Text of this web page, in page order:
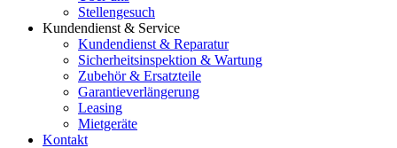
Stellengesuch
Kundendienst & Service
Kundendienst & Reparatur
Sicherheitsinspektion & Wartung
Zubehör & Ersatzteile
Garantieverlängerung
Leasing
Mietgeräte
Kontakt